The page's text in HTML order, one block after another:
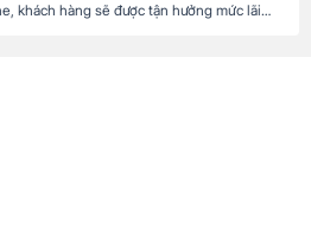
khách hàng sẽ được tận hưởng mức lãi